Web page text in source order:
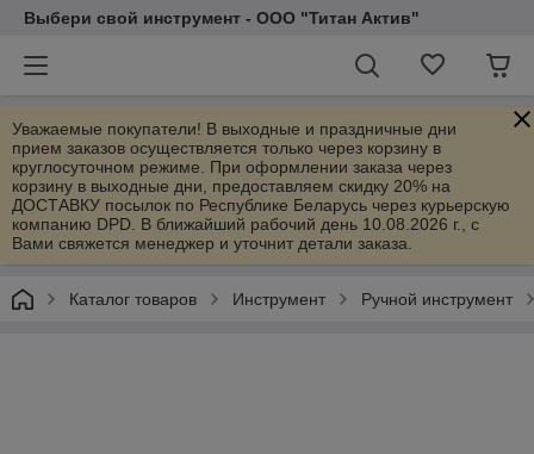
Выбери свой инструмент - ООО "Титан Актив"
Уважаемые покупатели! В выходные и праздничные дни
прием заказов осуществляется только через корзину в
круглосуточном режиме. При оформлении заказа через
корзину в выходные дни, предоставляем скидку 20% на
ДОСТАВКУ посылок по Республике Беларусь через курьерскую
компанию DPD. В ближайший рабочий день 10.08.2026 г., с
Вами свяжется менеджер и уточнит детали заказа.
Каталог товаров Инструмент Ручной инструмент